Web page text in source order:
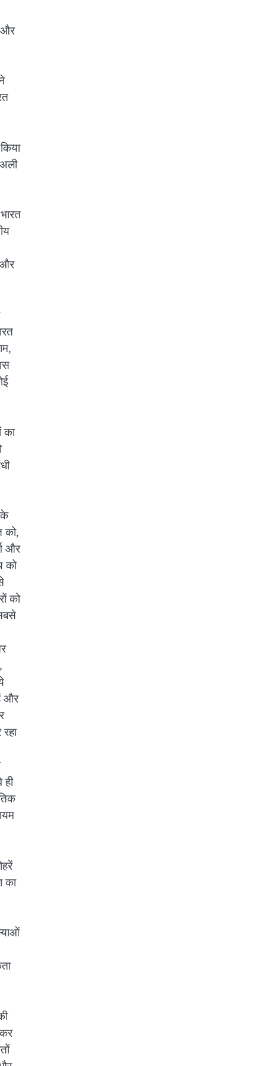
और
और
का
के
को,
और
को
को
और
का